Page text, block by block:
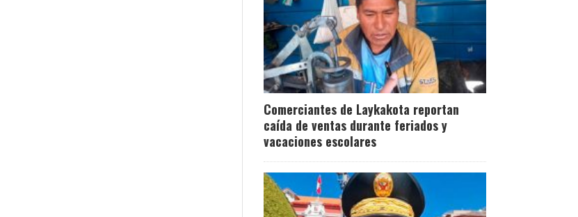
Comerciantes de Laykakota reportan
caída de ventas durante feriados y
vacaciones escolares